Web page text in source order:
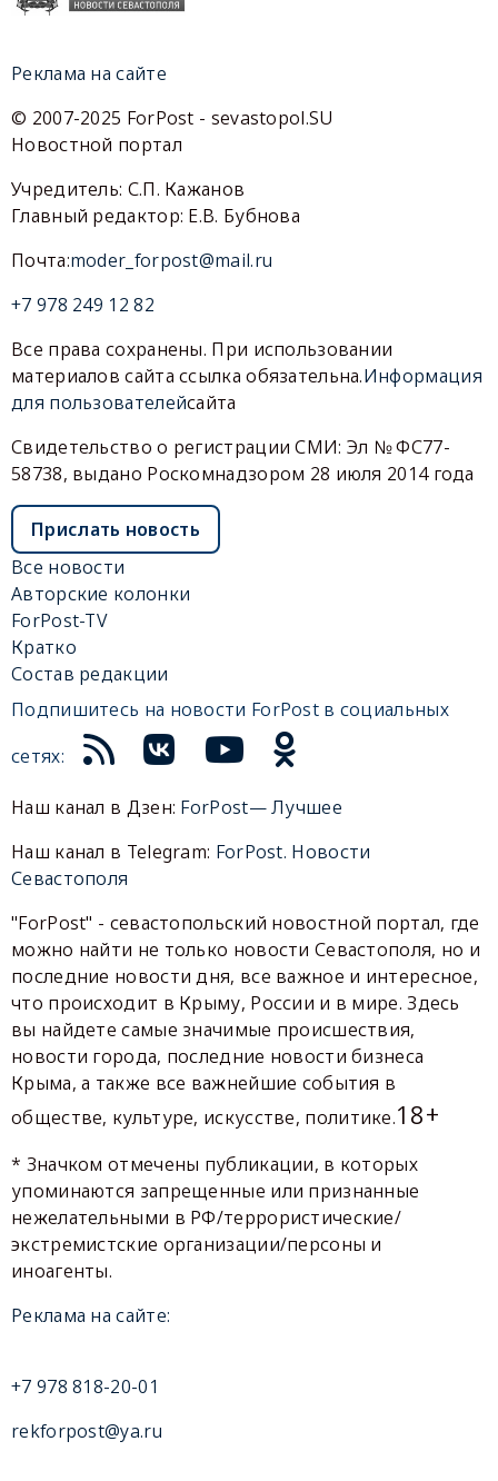
Реклама на сайте
© 2007-2025 ForPost - sevastopol.SU
Новостной портал
Учредитель: С.П. Кажанов
Главный редактор: Е.В. Бубнова
Почта:moder_forpost@mail.ru
+7 978 249 12 82
Все права сохранены. При использовании
материалов сайта ссылка обязательна.Информация
для пользователейсайта
Свидетельство о регистрации СМИ: Эл № ФС77-
58738, выдано Роскомнадзором 28 июля 2014 года
Прислать новость
Все новости
Авторские колонки
ForPost-TV
Кратко
Состав редакции
Подпишитесь на новости ForPost в социальных
сетях:
Наш канал в Дзен: ForPost— Лучшее
Наш канал в Telegram: ForPost. Новости
Севастополя
"ForPost" - севастопольский новостной портал, где
можно найти не только новости Севастополя, но и
последние новости дня, все важное и интересное,
что происходит в Крыму, России и в мире. Здесь
вы найдете самые значимые происшествия,
новости города, последние новости бизнеса
Крыма, а также все важнейшие события в
обществе, культуре, искусстве, политике.18+
* Значком отмечены публикации, в которых
упоминаются запрещенные или признанные
нежелательными в РФ/террористические/
экстремистские организации/персоны и
иноагенты.
Реклама на сайте:
+7 978 818-20-01
rekforpost@ya.ru